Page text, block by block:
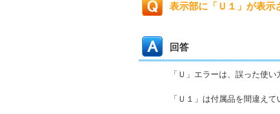
表示部に「Ｕ１」が表示
回答
「Ｕ」エラーは、誤った使
「Ｕ１」は付属品を間違えて